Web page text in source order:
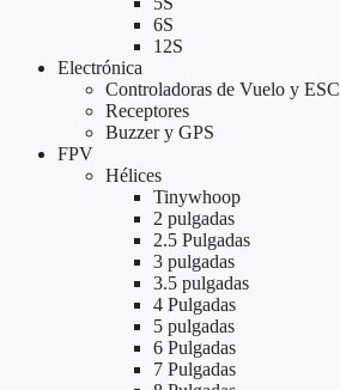
6S
12S
Electrónica
Controladoras de Vuelo y ESC
Receptores
Buzzer y GPS
FPV
Hélices
Tinywhoop
2 pulgadas
2.5 Pulgadas
3 pulgadas
3.5 pulgadas
4 Pulgadas
5 pulgadas
6 Pulgadas
7 Pulgadas